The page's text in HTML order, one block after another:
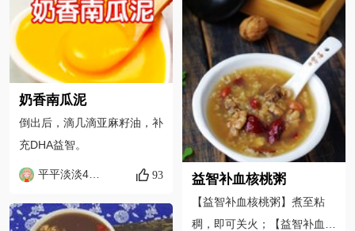
奶香南瓜泥
倒出后，滴几滴亚麻籽油，补
充DHA益智。
平平淡淡4583 93 益智补血核桃粥
【益智补血核桃粥】煮至粘
稠，即可关火；【益智补血核